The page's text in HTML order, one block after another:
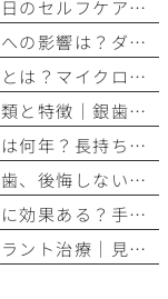
予防歯科の基本｜毎日のセルフケアと定期検診で将来の歯を守る方法
親知らず抜歯、仕事への影響は？ダウンタイムと抜く基準を解説
歯の神経を残す治療とは？マイクロスコープ精密根管治療のメリット
セラミック治療の種類と特徴｜銀歯からのやり替えで後悔しない選び方
インプラントの寿命は何年？長持ちさせるメンテナンスの重要性を解説
インプラントと入れ歯、後悔しない選び方｜メリット・デメリット徹底比較
電動歯ブラシは本当に効果ある？手磨きとの違いを歯垢除去率で比較
歯を削らないインプラント治療｜見た目と自信を取り戻すメリット